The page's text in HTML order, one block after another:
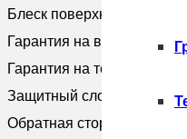
Drap
RAL
7024
мокрый
асфальт
Блеск поверхности
Гарантия на внешний вид
Гарантия на технические
Защитный слой, г/м2
Zn
Обратная сторона